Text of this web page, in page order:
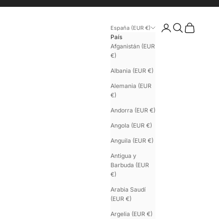
España (EUR €)
País
Afganistán (EUR
€)
Albania (EUR €)
Alemania (EUR
€)
Andorra (EUR €)
Angola (EUR €)
Anguila (EUR €)
Antigua y
Barbuda (EUR
€)
Arabia Saudí
(EUR €)
Argelia (EUR €)
Iniciar sesión
BuscarCesta